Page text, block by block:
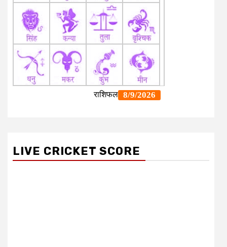
LIVE CRICKET SCORE